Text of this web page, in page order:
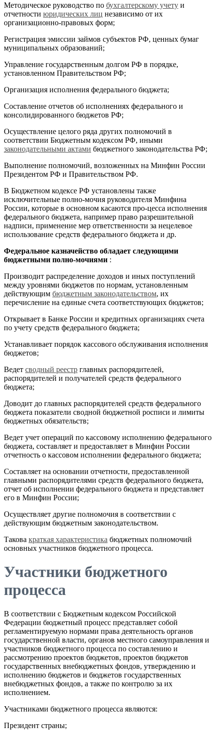
Методическое руководство по бухгалтерскому учету и
отчетности юридических лиц независимо от их
организационно-правовых форм;
Регистрация эмиссии займов субъектов РФ, ценных бумаг
муниципальных образований;
Управление государственным долгом РФ в порядке,
установленном Правительством РФ;
Организация исполнения федерального бюджета;
Составление отчетов об исполнениях федерального и
консолидированного бюджетов РФ;
Осуществление целого ряда других полномочий в
соответствии Бюджетным кодексом РФ, иными
законодательными актами бюджетного законодательства РФ;
Выполнение полномочий, возложенных на Минфин России
Президентом РФ и Правительством РФ.
В Бюджетном кодексе РФ установлены также
исключительные полно-мочия руководителя Минфина
России, которые в основном касаются про-цесса исполнения
федерального бюджета, например право разрешительной
надписи, применение мер ответственности за нецелевое
использование средств федерального бюджета и др.
Федеральное казначейство обладает следующими
бюджетными полно-мочиями :
Производит распределение доходов и иных поступлений
между уровнями бюджетов по нормам, установленным
действующим бюджетным законодательством, их
перечисление на единые счета соответствующих бюджетов;
Открывает в Банке России и кредитных организациях счета
по учету средств федерального бюджета;
Устанавливает порядок кассового обслуживания исполнения
бюджетов;
Ведет сводный реестр главных распорядителей,
распорядителей и получателей средств федерального
бюджета;
Доводит до главных распорядителей средств федерального
бюджета показатели сводной бюджетной росписи и лимиты
бюджетных обязательств;
Ведет учет операций по кассовому исполнению федерального
бюджета, составляет и предоставляет в Минфин России
отчетность о кассовом исполнении федерального бюджета;
Составляет на основании отчетности, предоставленной
главными распорядителями средств федерального бюджета,
отчет об исполнении федерального бюджета и представляет
его в Минфин России;
Осуществляет другие полномочия в соответствии с
действующим бюджетным законодательством.
Такова краткая характеристика бюджетных полномочий
основных участников бюджетного процесса.
Участники бюджетного
процесса
В соответствии с Бюджетным кодексом Российской
Федерации бюджетный процесс представляет собой
регламентируемую нормами права деятельность органов
государственной власти, органов местного самоуправления и
участников бюджетного процесса по составлению и
рассмотрению проектов бюджетов, проектов бюджетов
государственных внебюджетных фондов, утверждению и
исполнению бюджетов и бюджетов государственных
внебюджетных фондов, а также по контролю за их
исполнением.
Участниками бюджетного процесса являются:
Президент страны;